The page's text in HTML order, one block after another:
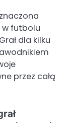
futbolu
dla kilku
przez całą